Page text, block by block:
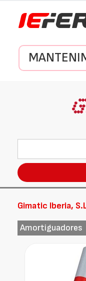
Gimatic Iberia,
Amortiguadores